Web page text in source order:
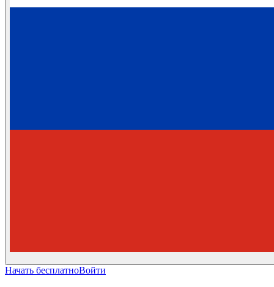
Начать бесплатноВойти